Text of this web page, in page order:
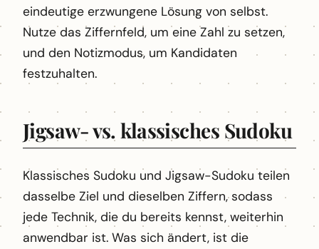
eindeutige erzwungene Lösung von selbst.
Nutze das Ziffernfeld, um eine Zahl zu setzen,
und den Notizmodus, um Kandidaten
festzuhalten.
Jigsaw- vs. klassisches Sudoku
Klassisches Sudoku und Jigsaw-Sudoku teilen
dasselbe Ziel und dieselben Ziffern, sodass
jede Technik, die du bereits kennst, weiterhin
anwendbar ist. Was sich ändert, ist die